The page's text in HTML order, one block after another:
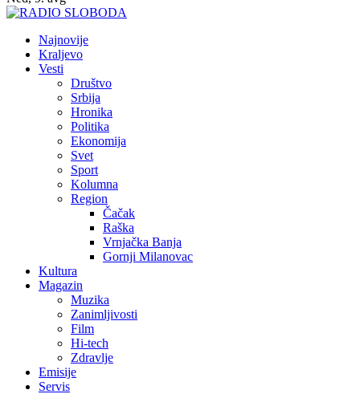
Najnovije
Kraljevo
Vesti
Društvo
Srbija
Hronika
Politika
Ekonomija
Svet
Sport
Kolumna
Region
Čačak
Raška
Vrnjačka Banja
Gornji Milanovac
Kultura
Magazin
Muzika
Zanimljivosti
Film
Hi-tech
Zdravlje
Emisije
Servis